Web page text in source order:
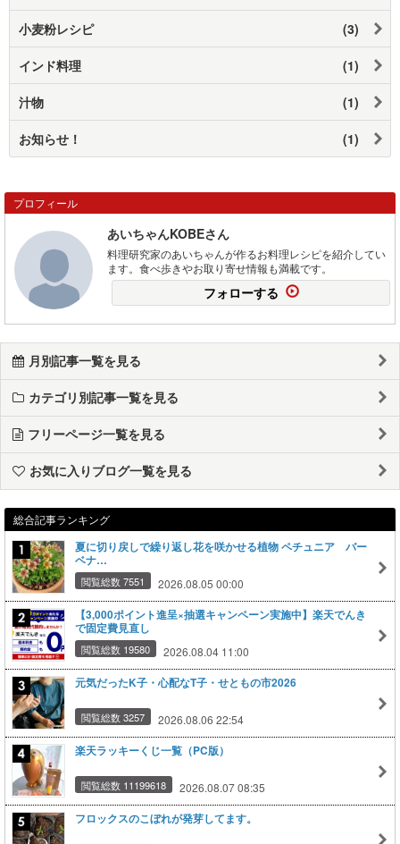
小麦粉レシピ (3)
インド料理 (1)
汁物 (1)
お知らせ！ (1)
プロフィール
あいちゃんKOBEさん
料理研究家のあいちゃんが作るお料理レシピを紹介してい
ます。食べ歩きやお取り寄せ情報も満載です。
フォローする
月別記事一覧を見る
カテゴリ別記事一覧を見る
フリーページ一覧を見る
お気に入りブログ一覧を見る
総合記事ランキング
夏に切り戻しで繰り返し花を咲かせる植物 ペチュニア バー
ベナ…
閲覧総数 7551 2026.08.05 00:00
【3,000ポイント進呈×抽選キャンペーン実施中】楽天でんき
で固定費見直し
閲覧総数 19580 2026.08.04 11:00
元気だったK子・心配なT子・せともの市2026
閲覧総数 3257 2026.08.06 22:54
楽天ラッキーくじ一覧（PC版）
閲覧総数 11199618 2026.08.07 08:35
フロックスのこぼれが発芽してます。